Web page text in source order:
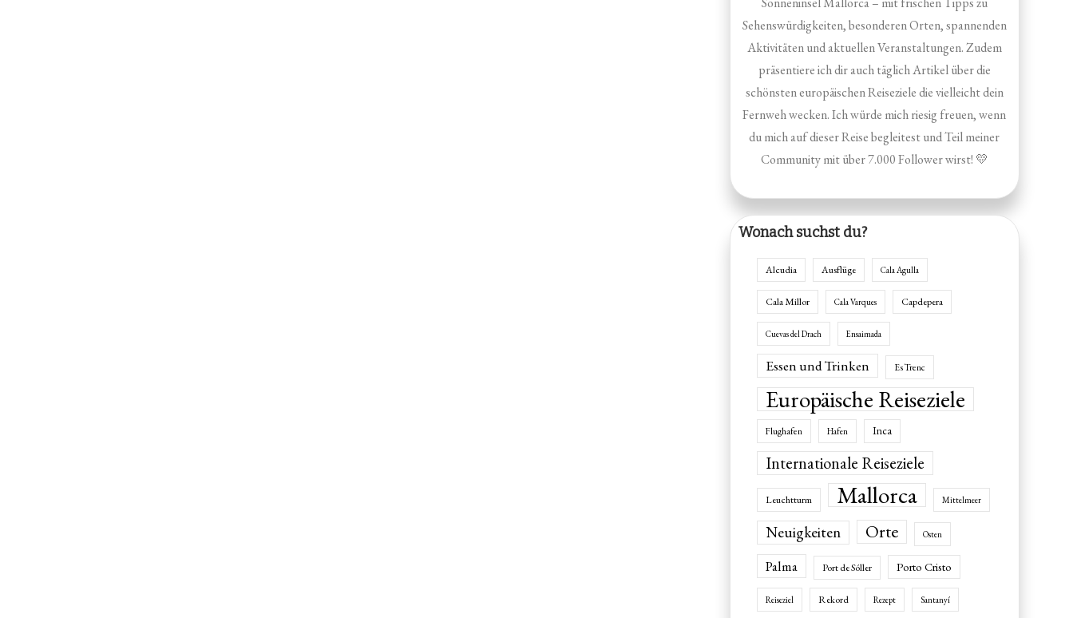
Sehenswürdigkeiten, besonderen Orten, spannenden
Aktivitäten und aktuellen Veranstaltungen. Zudem
präsentiere ich dir auch täglich Artikel über die
schönsten europäischen Reiseziele die vielleicht dein
Fernweh wecken. Ich würde mich riesig freuen, wenn
du mich auf dieser Reise begleitest und Teil meiner
Community mit über 7.000 Follower wirst! 💛
Wonach suchst du?
Alcudia Ausflüge Cala Agulla
Cala Millor Cala Varques Capdepera
Cuevas del Drach Ensaimada
Essen und Trinken Es Trenc
Europäische Reiseziele
Flughafen Hafen Inca
Internationale Reiseziele
Leuchtturm Mallorca Mittelmeer
Neuigkeiten Orte Osten
Palma Port de Sóller Porto Cristo
Reiseziel Rekord Rezept Santanyí